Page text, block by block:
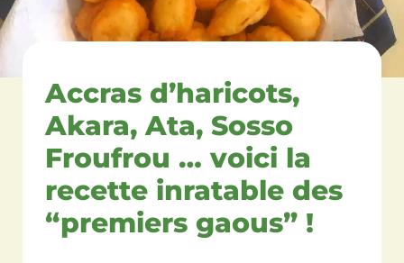
Accras d’haricots,
Akara, Ata, Sosso
Froufrou … voici la
recette inratable des
“premiers gaous” !